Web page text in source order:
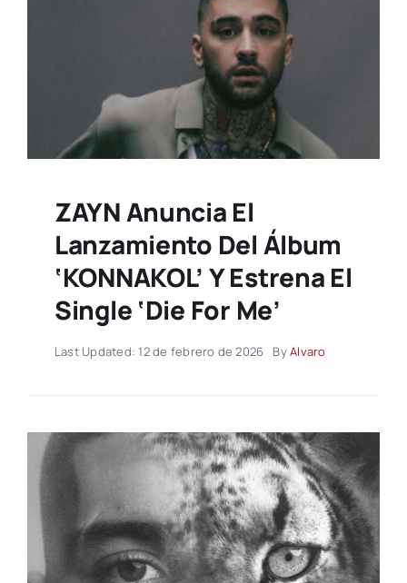
ZAYN Anuncia El
Lanzamiento Del Álbum
‘KONNAKOL’ Y Estrena El
Single ‘Die For Me’
Last Updated: 12 de febrero de 2026 ByAlvaro